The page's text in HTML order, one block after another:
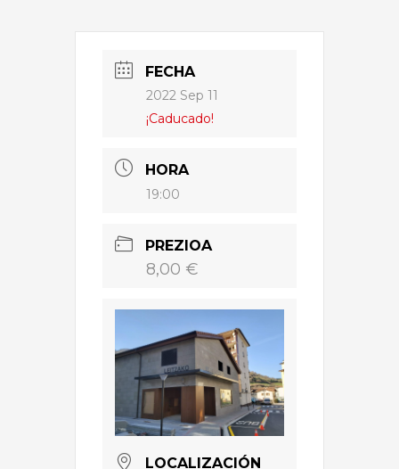
FECHA
2022 Sep 11
¡Caducado!
HORA
19:00
PREZIOA
8,00 €
LOCALIZACIÓN